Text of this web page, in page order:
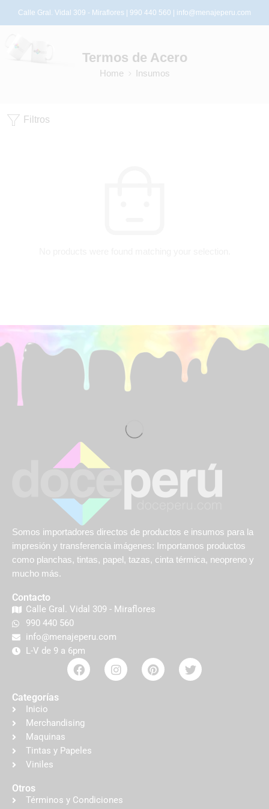
Calle Gral. Vidal 309 - Miraflores | 990 440 560 | info@menajeperu.com
Termos de Acero
Home Insumos
Filtros
Somos importadores directos de productos e insumos para la
impresión y transferencia imágenes: Importamos productos
como planchas, tintas, papel, tazas, cinta térmica, neopreno y
mucho más.
Contacto
Calle Gral. Vidal 309 - Miraflores
990 440 560
info@menajeperu.com
L-V de 9 a 6pm
Categorías
Inicio
Merchandising
Maquinas
Tintas y Papeles
Viniles
Otros
Términos y Condiciones